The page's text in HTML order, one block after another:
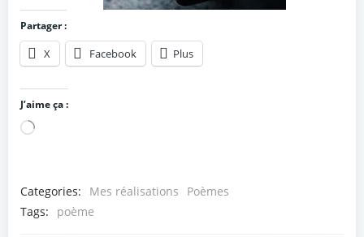
Partager :
X Facebook Plus
J’aime ça :
Chargement…
Categories: Mes réalisations
Poèmes
Tags:
poème